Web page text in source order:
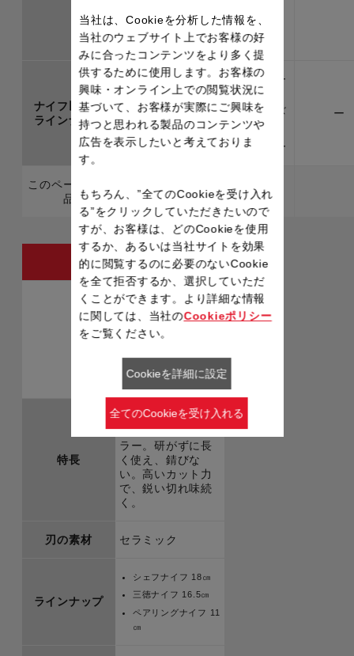
ナイフ以外の
ラインナップ
キッチンシザー
ズ
キッチンシザー
ズ
カーブシザーズ
ピーラー
ワイドピーラー
ー
このページの製
品
フィネスト
特長
硬質で薄刃のセラ
ミックナイフとピ
ラー。研がずに長
く使え、錆びな
い。高いカット力
で、鋭い切れ味続
く。
刃の素材 セラミック
ラインナップ
シェフナイフ 18㎝
三徳ナイフ 16.5㎝
ペアリングナイフ 11
㎝
当社は、Cookieを分析した情報を、
当社のウェブサイト上でお客様の好
みに合ったコンテンツをより多く提
供するために使用します。お客様の
興味・オンライン上での閲覧状況に
基づいて、お客様が実際にご興味を
持つと思われる製品のコンテンツや
広告を表示したいと考えておりま
す。
もちろん、”全てのCookieを受け入れ
る”をクリックしていただきたいので
すが、お客様は、どのCookieを使用
するか、あるいは当社サイトを効果
的に閲覧するのに必要のないCookie
を全て拒否するか、選択していただ
くことができます。より詳細な情報
に関しては、当社のCookieポリシー
をご覧ください。
Cookieを詳細に設定
全てのCookieを受け入れる